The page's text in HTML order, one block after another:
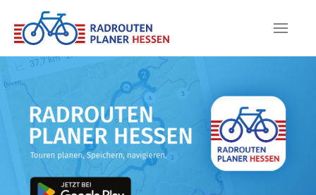
Skip to main content